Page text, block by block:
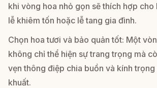
khi vòng hoa nhỏ gọn sẽ thích hợp cho
lễ khiêm tốn hoặc lễ tang gia đình.
Chọn hoa tươi và bảo quản tốt: Một
không chỉ thể hiện sự trang trọng mà
vẹn thông điệp chia buồn và kính
khuất.